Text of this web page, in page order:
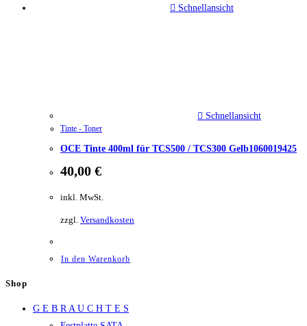
Schnellansicht
Schnellansicht
Tinte - Toner
OCE Tinte 400ml für TCS500 / TCS300 Gelb1060019425
40,00 €
inkl. MwSt.
zzgl. Versandkosten
In den Warenkorb
Shop
G E B R A U C H T E S